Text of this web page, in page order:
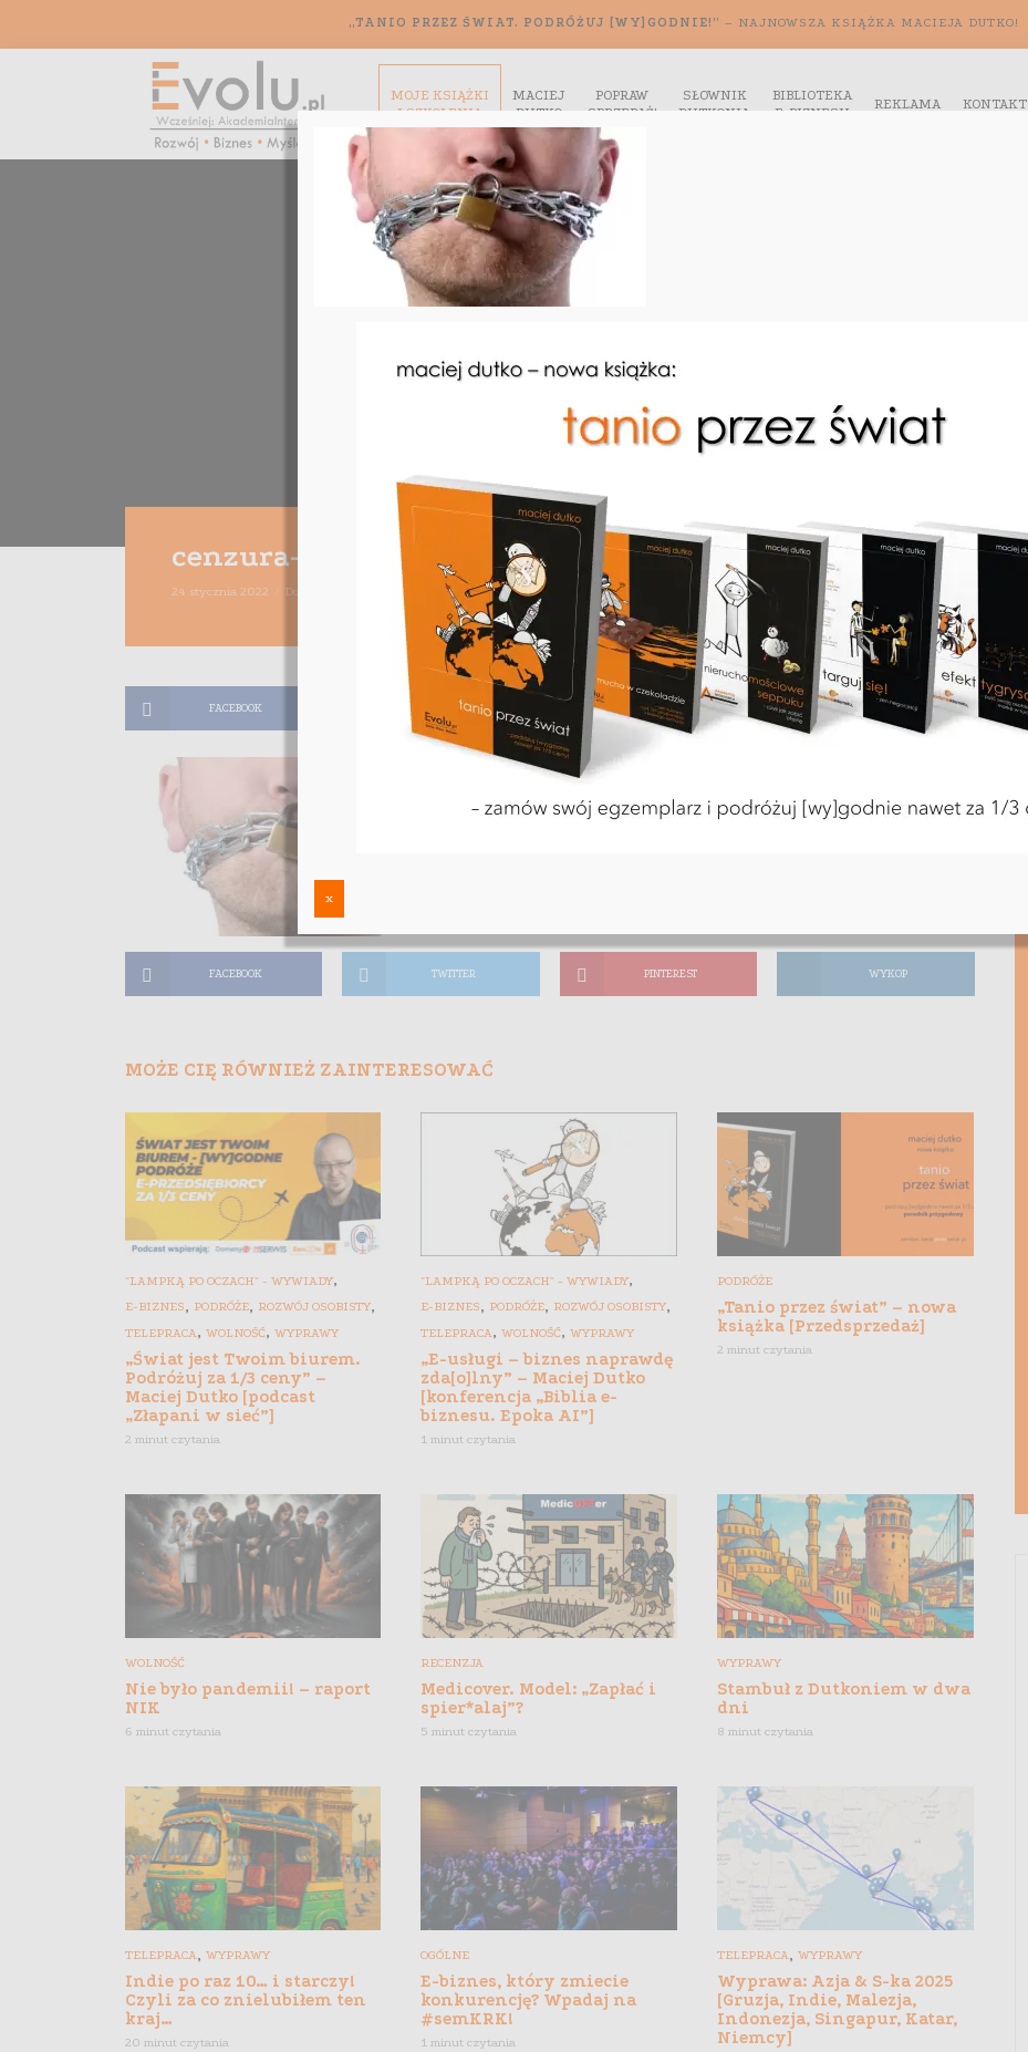
„TANIO PRZEZ ŚWIAT. PODRÓŻUJ [WY]GODNIE!” – NAJNOWSZA KSIĄŻKA MACIEJA DUTKO!
MOJE KSIĄŻKI
I SZKOLENIA
MACIEJ
DUTKO
POPRAW
SPRZEDAŻ!
SŁOWNIK
DUTKONIA
BIBLIOTEKA
E-BIZNESU
REKLAMA KONTAKT
cenzura-evolu-mini
24 stycznia 2022 Dodaj komentarz Maciej Dutko 1 minut czytania
FACEBOOK TWITTER PINTEREST WYKOP
FACEBOOK TWITTER PINTEREST WYKOP
MOŻE CIĘ RÓWNIEŻ ZAINTERESOWAĆ
"LAMPKĄ PO OCZACH" - WYWIADY,
E-BIZNES, PODRÓŻE, ROZWÓJ OSOBISTY,
TELEPRACA, WOLNOŚĆ, WYPRAWY
„Świat jest Twoim biurem.
Podróżuj za 1/3 ceny” –
Maciej Dutko [podcast
„Złapani w sieć”]
2 minut czytania
"LAMPKĄ PO OCZACH" - WYWIADY,
E-BIZNES, PODRÓŻE, ROZWÓJ OSOBISTY,
TELEPRACA,WOLNOŚĆ,WYPRAWY
„E-usługi – biznes naprawdę
zda[o]lny” – Maciej Dutko
[konferencja „Biblia e-
biznesu. Epoka AI”]
1 minut czytania
PODRÓŻE
„Tanio przez świat” – nowa
książka [Przedsprzedaż]
2 minut czytania
WOLNOŚĆ
Nie było pandemii! – raport
NIK
6 minut czytania
RECENZJA
Medicover. Model: „Zapłać i
spier*alaj”?
5 minut czytania
WYPRAWY
Stambuł z Dutkoniem w dwa
dni
8 minut czytania
TELEPRACA, WYPRAWY
Indie po raz 10… i starczy!
Czyli za co znielubiłem ten
kraj…
20 minut czytania
OGÓLNE
E-biznes, który zmiecie
konkurencję? Wpadaj na
#semKRK!
1 minut czytania
TELEPRACA,WYPRAWY
Wyprawa: Azja & S-ka 2025
[Gruzja, Indie, Malezja,
Indonezja, Singapur, Katar,
Niemcy]
x